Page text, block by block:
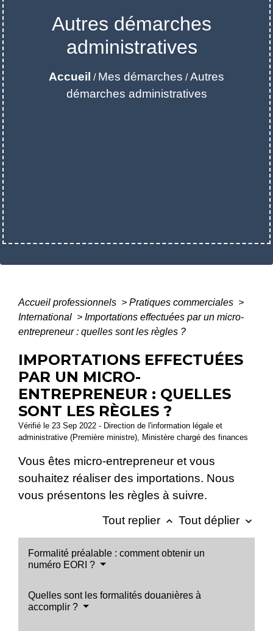
Autres démarches
administratives
Accueil / Mes démarches /Autres
démarches administratives
Accueil professionnels > Pratiques commerciales >
International > Importations effectuées par un micro-
entrepreneur : quelles sont les règles ?
IMPORTATIONS EFFECTUÉES
PAR UN MICRO-
ENTREPRENEUR : QUELLES
SONT LES RÈGLES ?
Vérifié le 23 Sep 2022 - Direction de l'information légale et
administrative (Première ministre), Ministère chargé des finances
Vous êtes micro-entrepreneur et vous
souhaitez réaliser des importations. Nous
vous présentons les règles à suivre.
Tout replier keyboard_arrow_up Tout déplier keyboard_arrow_down
Formalité préalable : comment obtenir un
numéro EORI ?
Quelles sont les formalités douanières à
accomplir ?